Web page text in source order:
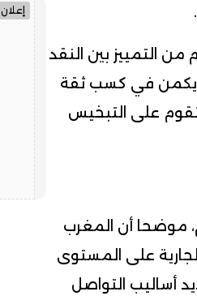
التمييز بين النقد
يكمن في كسب ثقة
تقوم على التبخيس
موضحا أن المغرب
الجارية على المستوى
أساليب التواصل
فيديو
إعلان